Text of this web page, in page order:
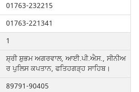
01763-232215
01763-221341
1
ਸ਼੍ਰੀ ਸ਼ੁਭਮ ਅਗਰਵਾਲ, ਆਈ.ਪੀ.ਐਸ., ਸੀਨੀਅ
ਰ ਪੁਲਿਸ ਕਪਤਾਨ, ਫਤਿਹਗੜ੍ਹ ਸਾਹਿਬ।
89791-90405